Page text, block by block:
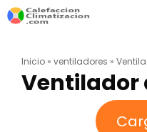
Saltar
contenido
Inicio » ventiladores »
Ventilador